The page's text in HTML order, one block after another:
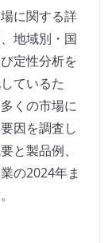
に関する詳
地域別・国
定性分析を
ているた
くの市場に
因を調査し
と製品例、
の2024年ま